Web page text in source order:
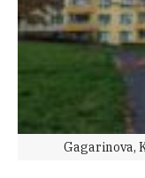
Gagarinova,